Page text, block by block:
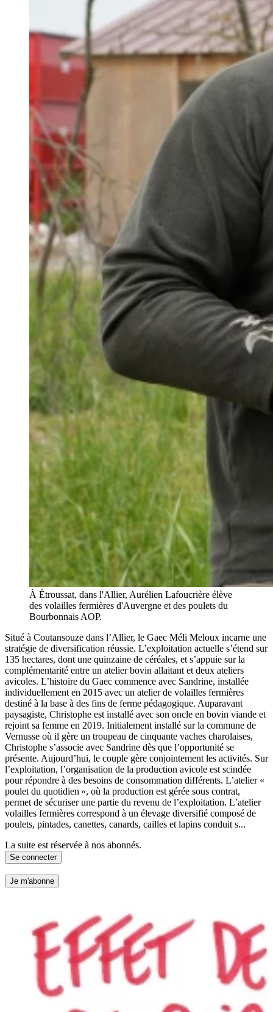
À Étroussat, dans l'Allier, Aurélien Lafoucrière élève
des volailles fermières d'Auvergne et des poulets du
Bourbonnais AOP.
Situé à Coutansouze dans l’Allier, le Gaec Méli Meloux incarne une
stratégie de diversification réussie. L’exploitation actuelle s’étend sur
135 hectares, dont une quinzaine de céréales, et s’appuie sur la
complémentarité entre un atelier bovin allaitant et deux ateliers
avicoles. L’histoire du Gaec commence avec Sandrine, installée
individuellement en 2015 avec un atelier de volailles fermières
destiné à la base à des fins de ferme pédagogique. Auparavant
paysagiste, Christophe est installé avec son oncle en bovin viande et
rejoint sa femme en 2019. Initialement installé sur la commune de
Vernusse où il gère un troupeau de cinquante vaches charolaises,
Christophe s’associe avec Sandrine dès que l’opportunité se
présente. Aujourd’hui, le couple gère conjointement les activités. Sur
l’exploitation, l’organisation de la production avicole est scindée
pour répondre à des besoins de consommation différents. L’atelier «
poulet du quotidien », où la production est gérée sous contrat,
permet de sécuriser une partie du revenu de l’exploitation. L’atelier
volailles fermières correspond à un élevage diversifié composé de
poulets, pintades, canettes, canards, cailles et lapins conduit s...
La suite est réservée à nos abonnés.
Se connecter
Je m'abonne